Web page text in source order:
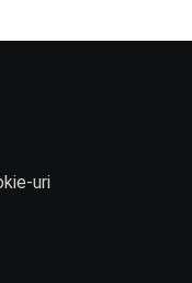
uri